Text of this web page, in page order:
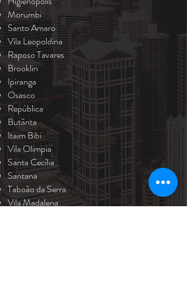
Morumbi
Santo Amaro
Vila Leopoldina
Raposo Tavares
Brooklin
Ipiranga
Osasco
República
Butãnta
Itaim Bibi
Vila Olimpia
Santa Cecília
Santana
Taboão da Serra
Vila Madalena